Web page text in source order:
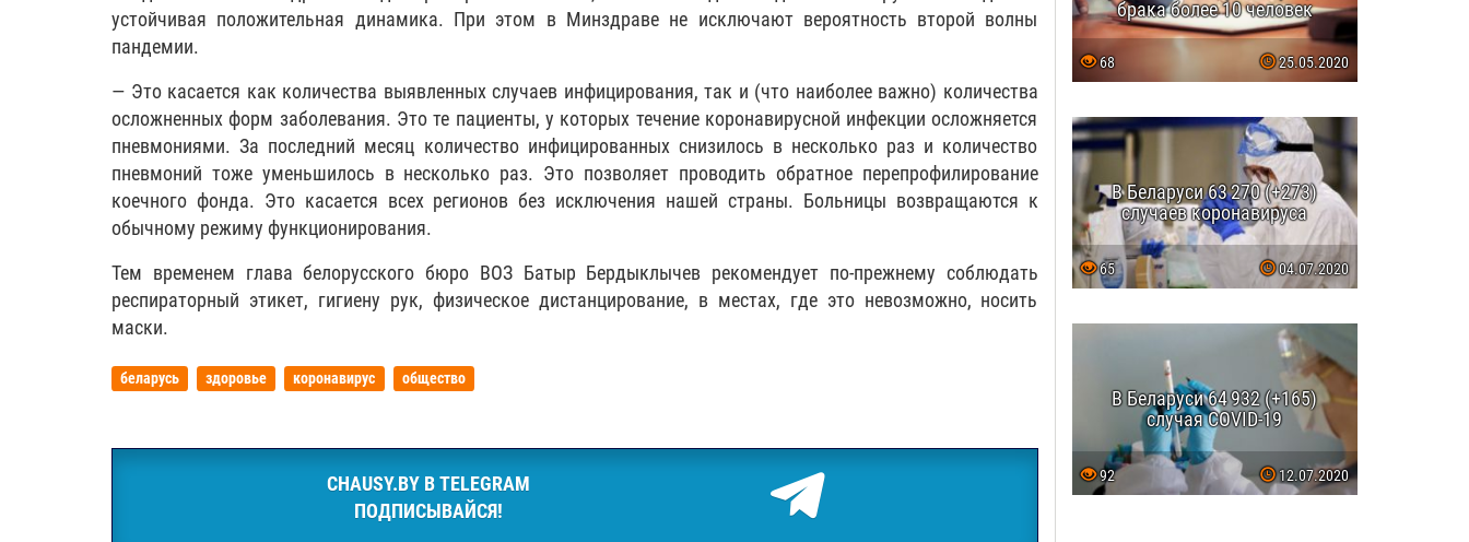
устойчивая положительная динамика. При этом в Минздраве не исключают вероятность второй волны
пандемии.
— Это касается как количества выявленных случаев инфицирования, так и (что наиболее важно) количества
осложненных форм заболевания. Это те пациенты, у которых течение коронавирусной инфекции осложняется
пневмониями. За последний месяц количество инфицированных снизилось в несколько раз и количество
пневмоний тоже уменьшилось в несколько раз. Это позволяет проводить обратное перепрофилирование
коечного фонда. Это касается всех регионов без исключения нашей страны. Больницы возвращаются к
обычному режиму функционирования.
Тем временем глава белорусского бюро ВОЗ Батыр Бердыклычев рекомендует по-прежнему соблюдать
респираторный этикет, гигиену рук, физическое дистанцирование, в местах, где это невозможно, носить
маски.
беларусь здоровье коронавирус общество
CHAUSY.BY В TELEGRAM
ПОДПИСЫВАЙСЯ!
брака более 10 человек
68 25.05.2020
В Беларуси 63 270 (+273)
случаев коронавируса
65 04.07.2020
В Беларуси 64 932 (+165)
случая COVID-19
92 12.07.2020